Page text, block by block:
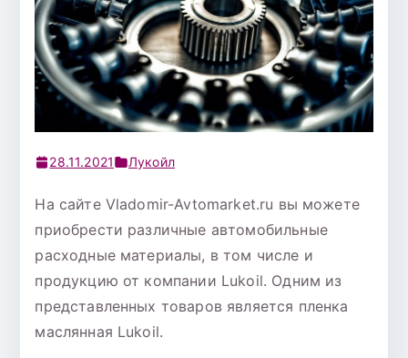
28.11.2021 Лукойл
На сайте Vladomir-Avtomarket.ru вы можете
приобрести различные автомобильные
расходные материалы, в том числе и
продукцию от компании Lukoil. Одним из
представленных товаров является пленка
маслянная Lukoil.